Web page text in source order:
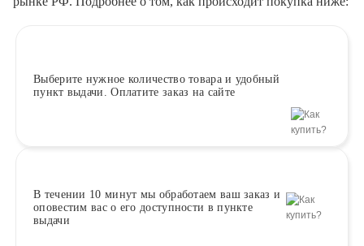
Выберите нужное количество товара и удобный
пункт выдачи. Оплатите заказ на сайте
В течении 10 минут мы обработаем ваш заказ и
оповестим вас о его доступности в пункте
выдачи